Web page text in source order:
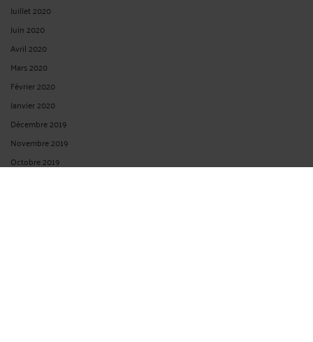
Juillet 2020
Juin 2020
Avril 2020
Mars 2020
Février 2020
Janvier 2020
Décembre 2019
Novembre 2019
Octobre 2019